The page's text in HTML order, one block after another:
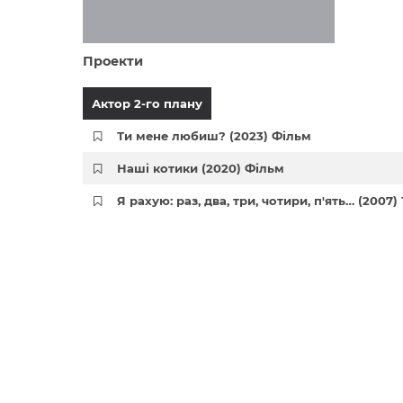
Проекти
Актор 2-го плану
Ти мене любиш? (2023) Фільм
Наші котики (2020) Фільм
Я рахую: раз, два, три, чотири, п'ять… (2007)